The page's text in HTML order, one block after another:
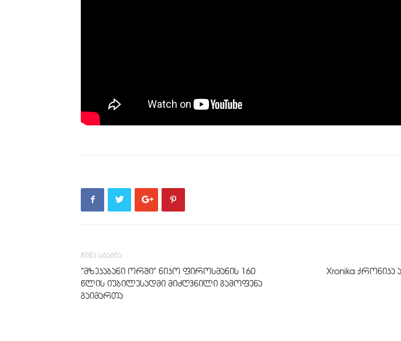
წინა სტატია
“მზეკაბანი ორში” ნიკო ფიროსმანის 160
წლის იუბილესადმი მიძღვნილი გამოფენა
გაიმართა
Xronika ქრონიკა